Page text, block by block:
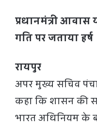
प्रधानमंत्री आवास
गति पर जताया हर्ष
रायपुर
अपर मुख्य सचिव
कहा कि शासन की
भारत अधिनियम के